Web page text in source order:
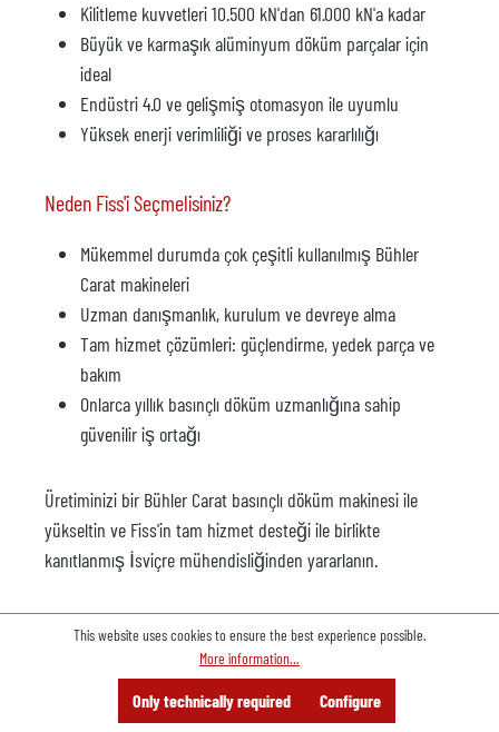
Consulting Search
Offer
Kilitleme kuvvetleri 10.500 kN'dan 61.000 kN'a kadar
Büyük ve karmaşık alüminyum döküm parçalar için
ideal
Endüstri 4.0 ve gelişmiş otomasyon ile uyumlu
Yüksek enerji verimliliği ve proses kararlılığı
Neden Fiss'i Seçmelisiniz?
Mükemmel durumda çok çeşitli kullanılmış Bühler
Carat makineleri
Uzman danışmanlık, kurulum ve devreye alma
Tam hizmet çözümleri: güçlendirme, yedek parça ve
bakım
Onlarca yıllık basınçlı döküm uzmanlığına sahip
güvenilir iş ortağı
Üretiminizi bir Bühler Carat basınçlı döküm makinesi ile
yükseltin ve Fiss'in tam hizmet desteği ile birlikte
kanıtlanmış İsviçre mühendisliğinden yararlanın.
Mevcut modeller ve uzman tavsiyesi için bugün bize ulaşın!
Fiss-machines'te tam hizmetten yararlanın!
This website uses cookies to ensure the best experience possible.
More information...
Only technically required Configure